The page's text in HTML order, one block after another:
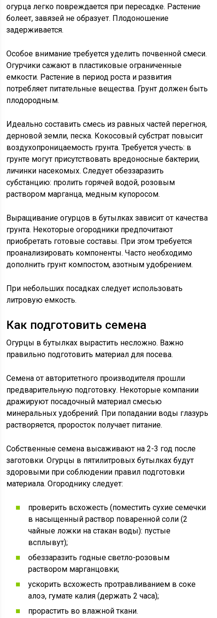
огурца легко повреждается при пересадке. Растение
болеет, завязей не образует. Плодоношение
задерживается.
Особое внимание требуется уделить почвенной смеси.
Огурчики сажают в пластиковые ограниченные
емкости. Растение в период роста и развития
потребляет питательные вещества. Грунт должен быть
плодородным.
Идеально составить смесь из равных частей перегноя,
дерновой земли, песка. Кокосовый субстрат повысит
воздухопроницаемость грунта. Требуется учесть: в
грунте могут присутствовать вредоносные бактерии,
личинки насекомых. Следует обеззаразить
субстанцию: пролить горячей водой, розовым
раствором марганца, медным купоросом.
Выращивание огурцов в бутылках зависит от качества
грунта. Некоторые огородники предпочитают
приобретать готовые составы. При этом требуется
проанализировать компоненты. Часто необходимо
дополнить грунт компостом, азотным удобрением.
При небольших посадках следует использовать
литровую емкость.
Как подготовить семена
Огурцы в бутылках вырастить несложно. Важно
правильно подготовить материал для посева.
Семена от авторитетного производителя прошли
предварительную подготовку. Некоторые компании
дражируют посадочный материал смесью
минеральных удобрений. При попадании воды глазурь
растворяется, проросток получает питание.
Собственные семена высаживают на 2-3 год после
заготовки. Огурцы в пятилитровых бутылках будут
здоровыми при соблюдении правил подготовки
материала. Огороднику следует:
проверить всхожесть (поместить сухие семечки
в насыщенный раствор поваренной соли (2
чайные ложки на стакан воды): пустые
всплывут);
обеззаразить годные светло-розовым
раствором марганцовки;
ускорить всхожесть протравливанием в соке
алоэ, гумате калия (держать 2 часа);
прорастить во влажной ткани.